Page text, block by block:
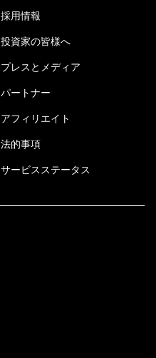
採用情報
投資家の皆様へ
プレスとメディア
パートナー
アフィリエイト
法的事項
サービスステータス